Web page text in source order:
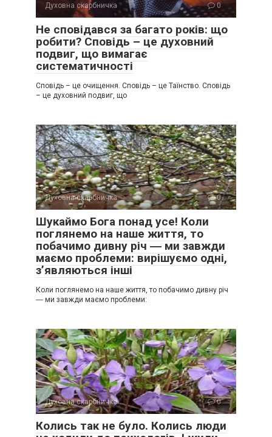
Духовна скарбничка 0
Не сповідався за багато років: що
робити? Сповідь – це духовний
подвиг, що вимагає
систематичності
Сповідь – це очищення. Сповідь – це Таїнство. Сповідь
– це духовний подвиг, що
Духовна скарбничка 0
Шукаймо Бога понад усе! Коли
поглянемо на наше життя, то
побачимо дивну річ ― ми завжди
маємо проблеми: вирішуємо одні,
з’являються інші
Коли поглянемо на наше життя, то побачимо дивну річ
― ми завжди маємо проблеми:
Духовна скарбничка 0
Колись так не було. Колись люди